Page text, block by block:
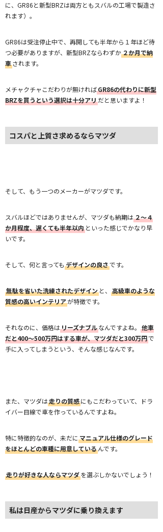
に、GR86と新型BRZは両方ともスバルの工場で製造さ
れます）。
GR86は受注停止中で、再開しても半年から１年ほど待
つ必要がありますが、新型BRZならわずか２か月で納
車されます。
メチャクチャこだわりが無ければGR86の代わりに新型
BRZを買うという選択は十分アリだと思いますよ！
コスパと上質さ求めるならマツダ
そして、もう一つのメーカーがマツダです。
スバルほどではありませんが、マツダも納期は２～４
か月程度、遅くても半年以内 といった感じでかなり早
いです。
そして、何と言っても デザインの良さです。
無駄を省いた洗練されたデザイン と、
高級車のような
質感の高いインテリアが特徴です。
それなのに、価格はリーズナブルなんですよね。 他車
だと400～500万円はする車が、マツダだと300万円で
手に入ってしまうという、そんな感じなんです。
また、マツダは走りの質感にもこだわっていて、ドラ
イバー目線で車を作っているんですよね。
特に特徴的なのが、未だに マニュアル仕様のグレード
をほとんどの車種に用意しているんです。
走りが好きな人ならマツダを選ぶしかないでしょう！
私は日産からマツダに乗り換えます